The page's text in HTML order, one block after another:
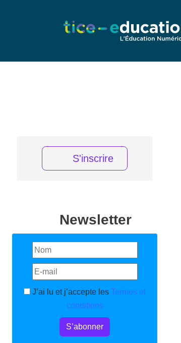
S'inscrire
Newsletter
J’ai lu et j’accepte les Termes et
conditions
S’abonner